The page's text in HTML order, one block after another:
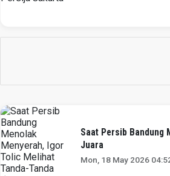
Saat Persib Bandung
Juara
Mon, 18 May 2026